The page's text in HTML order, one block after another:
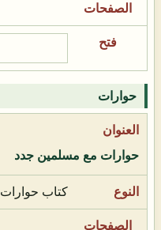
حوارات
حوارات مع مسلمين جدد
كتاب حوارات